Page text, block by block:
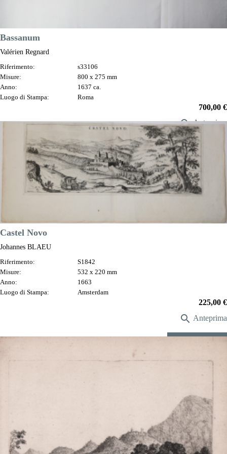
Bassanum
Valérien Regnard
Riferimento:
s33106
Misure:
800 x 275 mm
Anno:
1637 ca.
Luogo di Stampa:
Roma
Prezzo
700,00 €
Anteprima
DESCRIZIONE
Castel Novo
Johannes BLAEU
Riferimento:
S1842
Misure:
532 x 220 mm
Anno:
1663
Luogo di Stampa:
Amsterdam
Prezzo
225,00 €
 Anteprima